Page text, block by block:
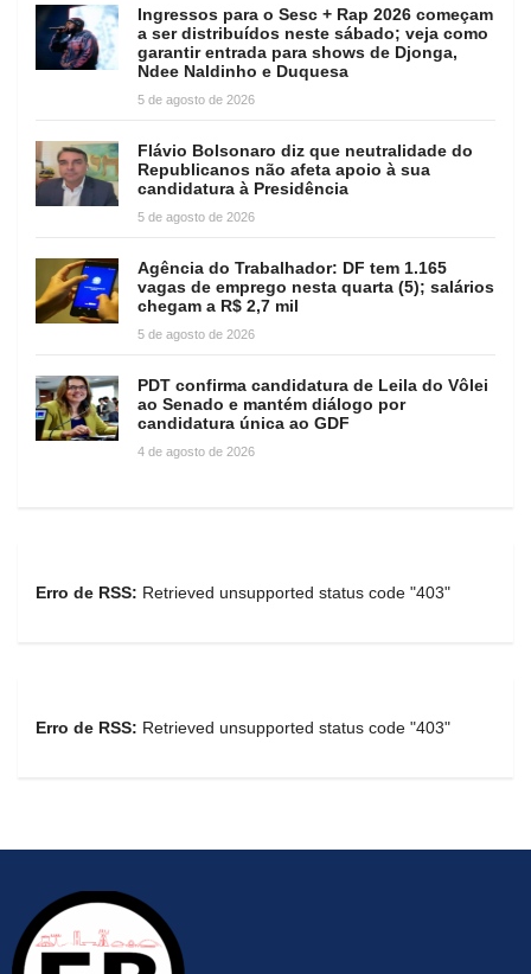
Ingressos para o Sesc + Rap 2026 começam
a ser distribuídos neste sábado; veja como
garantir entrada para shows de Djonga,
Ndee Naldinho e Duquesa
5 de agosto de 2026
Flávio Bolsonaro diz que neutralidade do
Republicanos não afeta apoio à sua
candidatura à Presidência
5 de agosto de 2026
Agência do Trabalhador: DF tem 1.165
vagas de emprego nesta quarta (5); salários
chegam a R$ 2,7 mil
5 de agosto de 2026
PDT confirma candidatura de Leila do Vôlei
ao Senado e mantém diálogo por
candidatura única ao GDF
4 de agosto de 2026
Erro de RSS: Retrieved unsupported status code "403"
Erro de RSS: Retrieved unsupported status code "403"